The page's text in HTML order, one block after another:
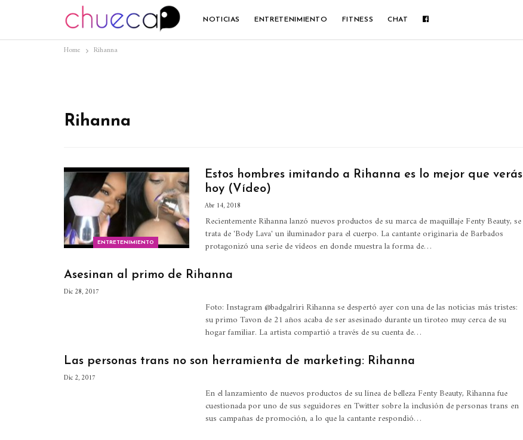
NOTICIAS ENTRETENIMIENTO FITNESS CHAT
Home Rihanna
Rihanna
ENTRETENIMIENTO
Estos hombres imitando a Rihanna es lo mejor que verás
hoy (Vídeo)
Abr 14, 2018
Recientemente Rihanna lanzó nuevos productos de su marca de maquillaje Fenty Beauty, se
trata de 'Body Lava' un iluminador para el cuerpo. La cantante originaria de Barbados
protagonizó una serie de vídeos en donde muestra la forma de…
Asesinan al primo de Rihanna
Dic 28, 2017
Foto: Instagram @badgalriri Rihanna se despertó ayer con una de las noticias más tristes:
su primo Tavon de 21 años acaba de ser asesinado durante un tiroteo muy cerca de su
hogar familiar. La artista compartió a través de su cuenta de…
Las personas trans no son herramienta de marketing: Rihanna
Dic 2, 2017
En el lanzamiento de nuevos productos de su línea de belleza Fenty Beauty, Rihanna fue
cuestionada por uno de sus seguidores en Twitter sobre la inclusión de personas trans en
sus campañas de promoción, a lo que la cantante respondió…